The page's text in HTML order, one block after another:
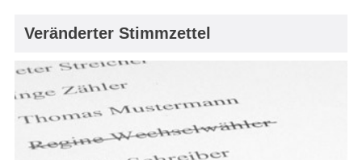
Veränderter Stimmzettel